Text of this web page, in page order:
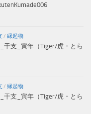
/ 縁起物
干支_寅年（Tiger/虎・とら
/ 縁起物
干支_寅年（Tiger/虎・とら